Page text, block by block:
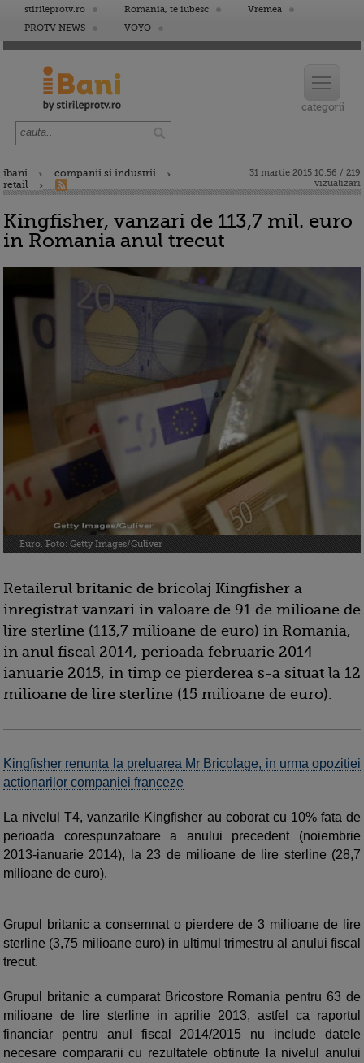
stirileprotv.ro Romania, te iubesc
Vremea
PROTV NEWS
VOYO
ibani
companii si industrii
retail
31 martie 2015 10:56 / 219
vizualizari
Kingfisher, vanzari de 113,7 mil. euro
in Romania anul trecut
Euro. Foto: Getty Images/Guliver
Retailerul britanic de bricolaj Kingfisher a
inregistrat vanzari in valoare de 91 de milioane de
lire sterline (113,7 milioane de euro) in Romania,
in anul fiscal 2014, perioada februarie 2014-
ianuarie 2015, in timp ce pierderea s-a situat la 12
milioane de lire sterline (15 milioane de euro).
Kingfisher renunta la preluarea Mr Bricolage, in urma opozitiei
actionarilor companiei franceze
La nivelul T4, vanzarile Kingfisher au coborat cu 10% fata de
perioada corespunzatoare a anului precedent (noiembrie
2013-ianuarie 2014), la 23 de milioane de lire sterline (28,7
milioane de euro).
Grupul britanic a consemnat o pierdere de 3 milioane de lire
sterline (3,75 milioane euro) in ultimul trimestru al anului fiscal
trecut.
Grupul britanic a cumparat Bricostore Romania pentru 63 de
milioane de lire sterline in aprilie 2013, astfel ca raportul
financiar pentru anul fiscal 2014/2015 nu include datele
necesare compararii cu rezultatele obtinute la nivelul anului